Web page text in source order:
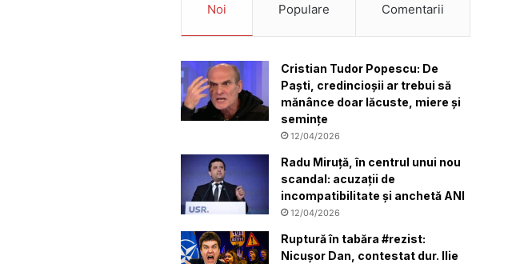
Noi Populare Comentarii
Cristian Tudor Popescu: De
Paști, credincioșii ar trebui să
mănânce doar lăcuste, miere și
semințe
12/04/2026
Radu Miruță, în centrul unui nou
scandal: acuzații de
incompatibilitate și anchetă ANI
12/04/2026
Ruptură în tabăra #rezist:
Nicușor Dan, contestat dur. Ilie